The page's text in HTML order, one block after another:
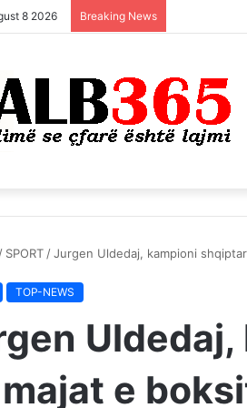
8 2026 Breaking News
/ SPORT /Jurgen Uldedaj, kampioni
TOP-NEWS
e